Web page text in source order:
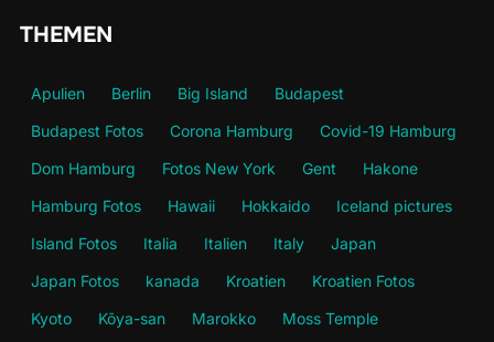
THEMEN
Apulien Berlin Big Island
Budapest
Budapest Fotos
Corona Hamburg
Covid-19 Hamburg
Dom Hamburg
Fotos New York Gent
Hakone
Hamburg Fotos
Hawaii Hokkaido
Iceland pictures
Island Fotos
Italia Italien Italy
Japan
Japan Fotos
kanada Kroatien
Kroatien Fotos
Kyoto
Kōya-san Marokko Moss Temple